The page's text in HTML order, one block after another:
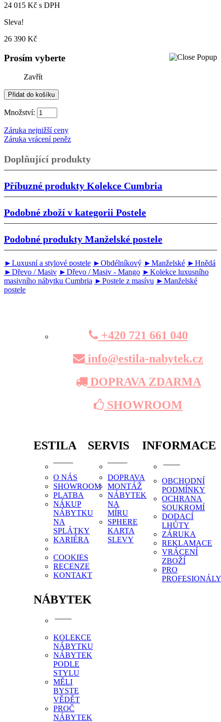
24 015 Kč s DPH
Sleva!
26 390 Kč
Prosím vyberte
Zavřít
Množství:
Záruka nejnižší ceny
Záruka vrácení peněz
Doplňující produkty
Příbuzné produkty Kolekce Cumbria
Podobné zboží v kategorii Postele
Podobné produkty Manželské postele
►Luxusní a stylové postele ►Obdélníkový ►Manželské ►Hnědá
►Dřevo / Masiv ►Dřevo / Masiv - Mango ►Kolekce luxusního
masivního nábytku Cumbria ►Postele z masívu ►Manželské
postele
+420 721 661 040
info@estila-nabytek.cz
DOPRAVA ZDARMA
SHOWROOM
ESTILA
O NÁS
SHOWROOM
PLATBA
NÁKUP
NÁBYTKU
NA
SPLÁTKY
KARIÉRA
COOKIES
RECENZE
KONTAKT
SERVIS
DOPRAVA
MONTÁŽ
NÁBYTEK
NA
MÍRU
SPHERE
KARTA
SLEVY
INFORMACE
OBCHODNÍ
PODMÍNKY
OCHRANA
SOUKROMÍ
DODACÍ
LHŮTY
ZÁRUKA
REKLAMACE
VRÁCENÍ
ZBOŽÍ
PRO
NÁBYTEK
KOLEKCE
NÁBYTKU
NÁBYTEK
PODLE
STYLU
MĚLI
BYSTE
VĚDĚT
PROČ
NÁBYTEK